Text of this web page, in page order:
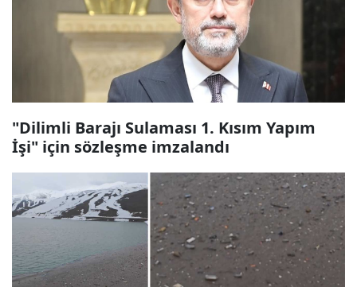
"Dilimli Barajı Sulaması 1. Kısım Yapım
İşi" için sözleşme imzalandı